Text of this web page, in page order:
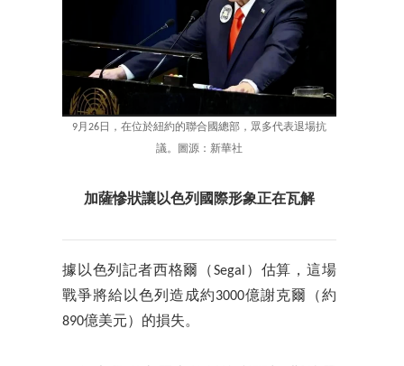
9月26日，在位於紐約的聯合國總部，眾多代表退場抗
議。圖源：新華社
加薩慘狀讓以色列國際形象正在瓦解
據以色列記者西格爾（Segal）估算，這場
戰爭將給以色列造成約3000億謝克爾（約
890億美元）的損失。